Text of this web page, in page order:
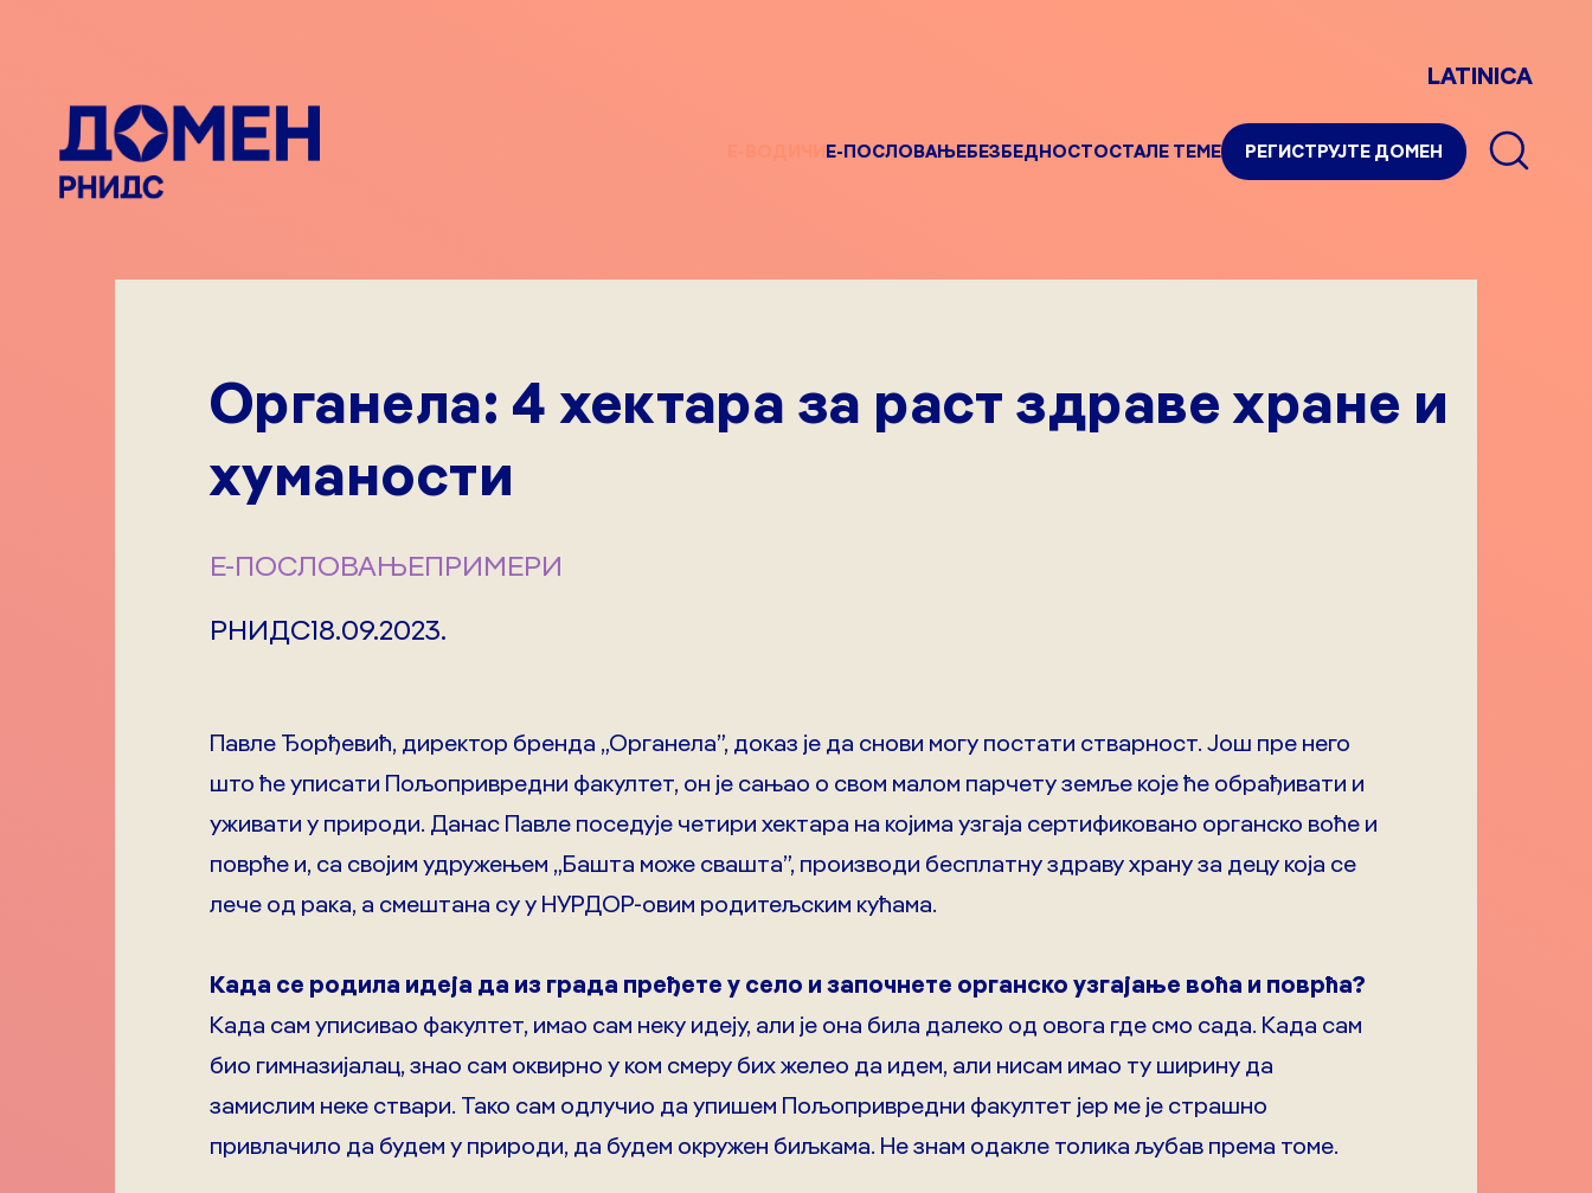
LATINICA
Е-ПОСЛОВАЊЕБЕЗБЕДНОСТОСТАЛЕ ТЕМЕ РЕГИСТРУЈТЕ ДОМЕН
Органела: 4 хектара за раст здраве хране и
хуманости
Е-ПОСЛОВАЊЕПРИМЕРИ
РНИДС18.09.2023.
Павле Ђорђевић, директор бренда „Органела”, доказ је да снови могу постати стварност. Још пре него
што ће уписати Пољопривредни факултет, он је сањао о свом малом парчету земље које ће обрађивати и
уживати у природи. Данас Павле поседује четири хектара на којима узгаја сертификовано органско воће и
поврће и, са својим удружењем „Башта може свашта”, производи бесплатну здраву храну за децу која се
лече од рака, а смештана су у НУРДОР-овим родитељским кућама.
Када се родила идеја да из града пређете у село и започнете органско узгајање воћа и поврћа?
Када сам уписивао факултет, имао сам неку идеју, али је она била далеко од овога где смо сада. Када сам
био гимназијалац, знао сам оквирно у ком смеру бих желео да идем, али нисам имао ту ширину да
замислим неке ствари. Тако сам одлучио да упишем Пољопривредни факултет јер ме је страшно
привлачило да будем у природи, да будем окружен биљкама. Не знам одакле толика љубав према томе.